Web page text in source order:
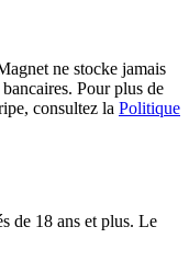
ne stocke jamais
Pour plus de
consultez la Politique
de 18 ans et plus. Le